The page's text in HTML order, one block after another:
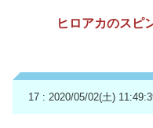
ヒロアカのスピ
17 : 2020/05/02(土)